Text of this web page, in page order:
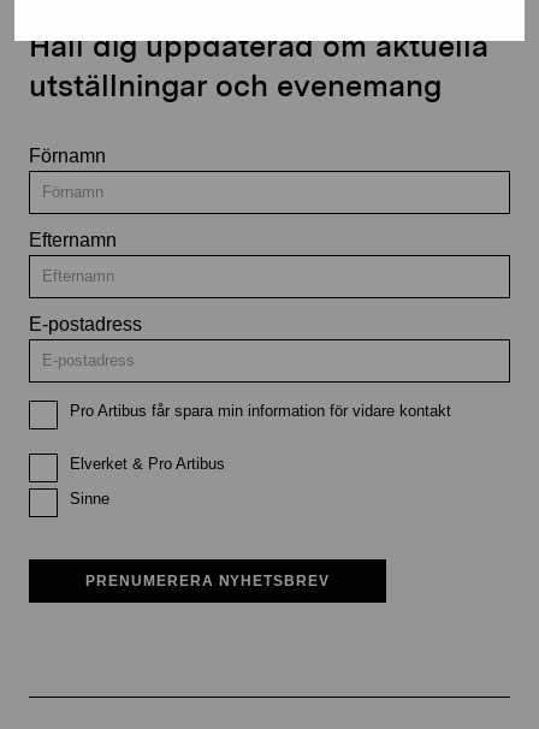
Håll dig uppdaterad om aktuella
utställningar och evenemang
Förnamn
Efternamn
E-postadress
Pro Artibus får spara min information för vidare kontakt
Elverket & Pro Artibus
Sinne
PRENUMERERA NYHETSBREV